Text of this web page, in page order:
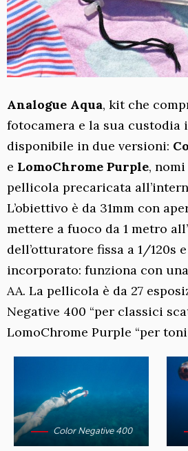
Analogue Aqua, kit che
fotocamera e la sua custodia
disponibile in due versioni:
e LomoChrome Purple,
pellicola precaricata
L’obiettivo è da 31mm con
mettere a fuoco da 1 metro
dell’otturatore fissa a 1/120s
incorporato: funziona con
AA. La pellicola è da 27
Negative 400 “per classici
LomoChrome Purple “per
Color Negative 400